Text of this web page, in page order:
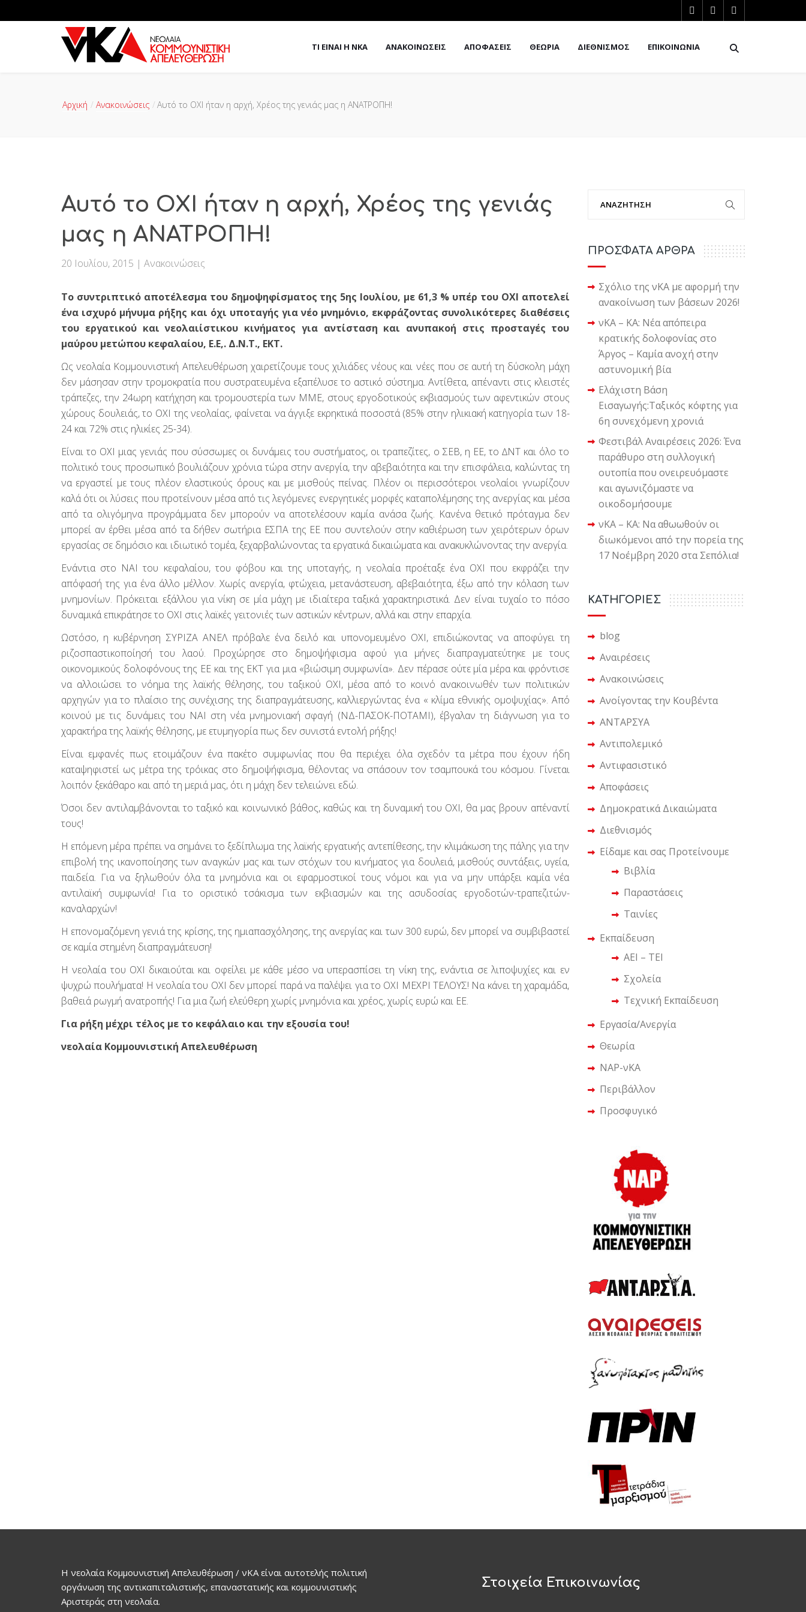
ΤΙ ΕΙΝΑΙ Η ΝΚΑ ΑΝΑΚΟΙΝΩΣΕΙΣ ΑΠΟΦΑΣΕΙΣ ΘΕΩΡΙΑ ΔΙΕΘΝΙΣΜΟΣ ΕΠΙΚΟΙΝΩΝΙΑ
Αρχική Ανακοινώσεις Αυτό το ΟΧΙ ήταν η αρχή, Χρέος της γενιάς μας η ΑΝΑΤΡΟΠΗ!
Αυτό το ΟΧΙ ήταν η αρχή, Χρέος της γενιάς
μας η ΑΝΑΤΡΟΠΗ!
20 Ιουλίου, 2015 | Ανακοινώσεις
Το συντριπτικό αποτέλεσμα του δημοψηφίσματος της 5ης Ιουλίου, με 61,3 % υπέρ του ΟΧΙ αποτελεί
ένα ισχυρό μήνυμα ρήξης και όχι υποταγής για νέο μνημόνιο, εκφράζοντας συνολικότερες διαθέσεις
του εργατικού και νεολαιίστικου κινήματος για αντίσταση και ανυπακοή στις προσταγές του
μαύρου μετώπου κεφαλαίου, Ε.Ε,. Δ.Ν.Τ., ΕΚΤ.
Ως νεολαία Κομμουνιστική Απελευθέρωση χαιρετίζουμε τους χιλιάδες νέους και νέες που σε αυτή τη δύσκολη μάχη
δεν μάσησαν στην τρομοκρατία που συστρατευμένα εξαπέλυσε το αστικό σύστημα. Αντίθετα, απέναντι στις κλειστές
τράπεζες, την 24ωρη κατήχηση και τρομουστερία των ΜΜΕ, στους εργοδοτικούς εκβιασμούς των αφεντικών στους
χώρους δουλειάς, το ΟΧΙ της νεολαίας, φαίνεται να άγγιξε εκρηκτικά ποσοστά (85% στην ηλικιακή κατηγορία των 18-
24 και 72% στις ηλικίες 25-34).
Είναι το ΟΧΙ μιας γενιάς που σύσσωμες οι δυνάμεις του συστήματος, οι τραπεζίτες, ο ΣΕΒ, η ΕΕ, το ∆ΝΤ και όλο το
πολιτικό τους προσωπικό βουλιάζουν χρόνια τώρα στην ανεργία, την αβεβαιότητα και την επισφάλεια, καλώντας τη
να εργαστεί με τους πλέον ελαστικούς όρους και με μισθούς πείνας. Πλέον οι περισσότεροι νεολαίοι γνωρίζουν
καλά ότι οι λύσεις που προτείνουν μέσα από τις λεγόμενες ενεργητικές μορφές καταπολέμησης της ανεργίας και μέσα
από τα ολιγόμηνα προγράμματα δεν μπορούν να αποτελέσουν καμία ανάσα ζωής. Κανένα θετικό πρόταγμα δεν
μπορεί αν έρθει μέσα από τα δήθεν σωτήρια ΕΣΠΑ της ΕΕ που συντελούν στην καθιέρωση των χειρότερων όρων
εργασίας σε δημόσιο και ιδιωτικό τομέα, ξεχαρβαλώνοντας τα εργατικά δικαιώματα και ανακυκλώνοντας την ανεργία.
Ενάντια στο ΝΑΙ του κεφαλαίου, του φόβου και της υποταγής, η νεολαία προέταξε ένα ΟΧΙ που εκφράζει την
απόφασή της για ένα άλλο μέλλον. Χωρίς ανεργία, φτώχεια, μετανάστευση, αβεβαιότητα, έξω από την κόλαση των
μνημονίων. Πρόκειται εξάλλου για νίκη σε μία μάχη με ιδιαίτερα ταξικά χαρακτηριστικά. Δεν είναι τυχαίο το πόσο
δυναμικά επικράτησε το ΟΧΙ στις λαϊκές γειτονιές των αστικών κέντρων, αλλά και στην επαρχία.
Ωστόσο, η κυβέρνηση ΣΥΡΙΖΑ ΑΝΕΛ πρόβαλε ένα δειλό και υπονομευμένο ΟΧΙ, επιδιώκοντας να αποφύγει τη
ριζοσπαστικοποίησή του λαού. Προχώρησε στο δημοψήφισμα αφού για μήνες διαπραγματεύτηκε με τους
οικονομικούς δολοφόνους της ΕΕ και της ΕΚΤ για μια «βιώσιμη συμφωνία». Δεν πέρασε ούτε μία μέρα και φρόντισε
να αλλοιώσει το νόημα της λαϊκής θέλησης, του ταξικού ΟΧΙ, μέσα από το κοινό ανακοινωθέν των πολιτικών
αρχηγών για το πλαίσιο της συνέχισης της διαπραγμάτευσης, καλλιεργώντας ένα « κλίμα εθνικής ομοψυχίας». Από
κοινού με τις δυνάμεις του ΝΑΙ στη νέα μνημονιακή σφαγή (ΝΔ-ΠΑΣΟΚ-ΠΟΤΑΜΙ), έβγαλαν τη διάγνωση για το
χαρακτήρα της λαϊκής θέλησης, με ετυμηγορία πως δεν συνιστά εντολή ρήξης!
Είναι εμφανές πως ετοιμάζουν ένα πακέτο συμφωνίας που θα περιέχει όλα σχεδόν τα μέτρα που έχουν ήδη
καταψηφιστεί ως μέτρα της τρόικας στο δημοψήφισμα, θέλοντας να σπάσουν τον τσαμπουκά του κόσμου. Γίνεται
λοιπόν ξεκάθαρο και από τη μεριά μας, ότι η μάχη δεν τελειώνει εδώ.
Όσοι δεν αντιλαμβάνονται το ταξικό και κοινωνικό βάθος, καθώς και τη δυναμική του ΟΧΙ, θα μας βρουν απέναντί
τους!
Η επόμενη μέρα πρέπει να σημάνει το ξεδίπλωμα της λαϊκής εργατικής αντεπίθεσης, την κλιμάκωση της πάλης για την
επιβολή της ικανοποίησης των αναγκών μας και των στόχων του κινήματος για δουλειά, μισθούς συντάξεις, υγεία,
παιδεία. Για να ξηλωθούν όλα τα μνημόνια και οι εφαρμοστικοί τους νόμοι και για να μην υπάρξει καμία νέα
αντιλαϊκή συμφωνία! Για το οριστικό τσάκισμα των εκβιασμών και της ασυδοσίας εργοδοτών-τραπεζιτών-
καναλαρχών!
Η επονομαζόμενη γενιά της κρίσης, της ημιαπασχόλησης, της ανεργίας και των 300 ευρώ, δεν μπορεί να συμβιβαστεί
σε καμία στημένη διαπραγμάτευση!
Η νεολαία του ΟΧΙ δικαιούται και οφείλει με κάθε μέσο να υπερασπίσει τη νίκη της, ενάντια σε λιποψυχίες και εν
ψυχρώ πουλήματα! Η νεολαία του ΟΧΙ δεν μπορεί παρά να παλέψει για το ΟΧΙ ΜΕΧΡΙ ΤΕΛΟΥΣ! Να κάνει τη χαραμάδα,
βαθειά ρωγμή ανατροπής! Για μια ζωή ελεύθερη χωρίς μνημόνια και χρέος, χωρίς ευρώ και ΕΕ.
Για ρήξη μέχρι τέλος με το κεφάλαιο και την εξουσία του!
νεολαία Κομμουνιστική Απελευθέρωση
ΠΡΟΣΦΑΤΑ ΑΡΘΡΑ
Σχόλιο της νΚΑ με αφορμή την
ανακοίνωση των βάσεων 2026!
νΚΑ – ΚΑ: Νέα απόπειρα
κρατικής δολοφονίας στο
Άργος – Καμία ανοχή στην
αστυνομική βία
Ελάχιστη Βάση
Εισαγωγής:Ταξικός κόφτης για
6η συνεχόμενη χρονιά
Φεστιβάλ Αναιρέσεις 2026: Ένα
παράθυρο στη συλλογική
ουτοπία που ονειρευόμαστε
και αγωνιζόμαστε να
οικοδομήσουμε
νΚΑ – ΚΑ: Να αθωωθούν οι
διωκόμενοι από την πορεία της
17 Νοέμβρη 2020 στα Σεπόλια!
KΑΤΗΓΟΡΙΕΣ
blog
Αναιρέσεις
Ανακοινώσεις
Ανοίγοντας την Κουβέντα
ΑΝΤΑΡΣΥΑ
Αντιπολεμικό
Αντιφασιστικό
Αποφάσεις
Δημοκρατικά Δικαιώματα
Διεθνισμός
Είδαμε και σας Προτείνουμε
Βιβλία
Παραστάσεις
Ταινίες
Εκπαίδευση
ΑΕΙ – ΤΕΙ
Σχολεία
Τεχνική Εκπαίδευση
Εργασία/Ανεργία
Θεωρία
ΝΑΡ-νΚΑ
Περιβάλλον
Προσφυγικό
Η νεολαία Κομμουνιστική Απελευθέρωση / νΚΑ είναι αυτοτελής πολιτική
οργάνωση της αντικαπιταλιστικής, επαναστατικής και κομμουνιστικής
Αριστεράς στη νεολαία.
Στοιχεία Επικοινωνίας